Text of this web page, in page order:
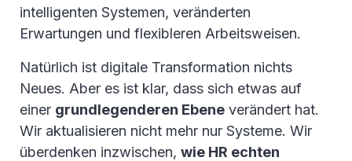
intelligenten Systemen, veränderten
Erwartungen und flexibleren Arbeitsweisen.
Natürlich ist digitale Transformation nichts
Neues. Aber es ist klar, dass sich etwas auf
einer grundlegenderen Ebene verändert hat.
Wir aktualisieren nicht mehr nur Systeme. Wir
überdenken inzwischen, wie HR echten